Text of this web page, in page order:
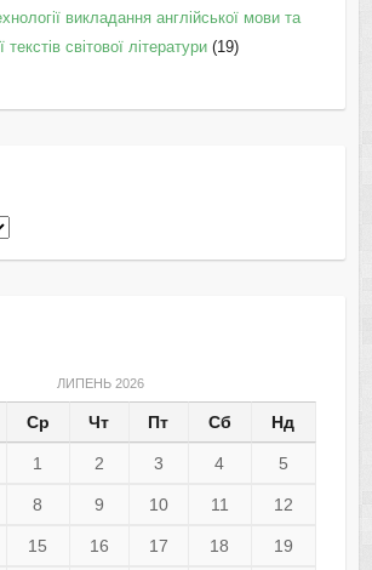
викладання англійської мови та
текстів світової літератури(19)
ЛИПЕНЬ 2026
Ср Чт Пт Сб Нд
1 2 3 4 5
8 9 10 11 12
15 16 17 18 19